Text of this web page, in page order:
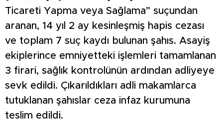
Ticareti Yapma veya Sağlama” suçundan
aranan, 14 yıl 2 ay kesinleşmiş hapis cezası
ve toplam 7 suç kaydı bulunan şahıs. Asayiş
ekiplerince emniyetteki işlemleri tamamlanan
3 firari, sağlık kontrolünün ardından adliyeye
sevk edildi. Çıkarıldıkları adli makamlarca
tutuklanan şahıslar ceza infaz kurumuna
teslim edildi.